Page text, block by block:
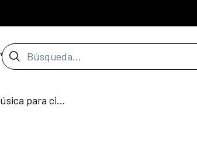
Barra de búsqueda
Taller de composición de música para cine